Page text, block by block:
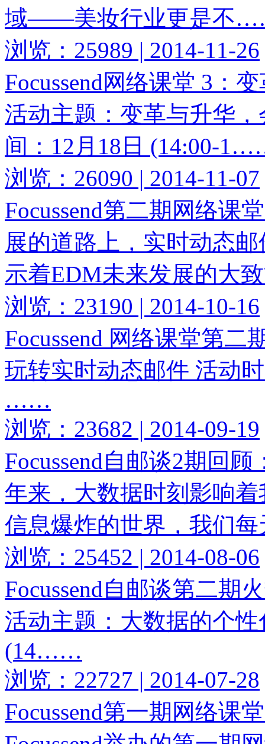
域——美妆行业更是不
浏览：25989 | 2014-11-26
Focussend网络课堂 3：
活动主题：变革与升华
间：12月18日 (14:00-
浏览：26090 | 2014-11-07
Focussend第二期网络课
展的道路上，实时动态
示着EDM未来发展的大
浏览：23190 | 2014-10-16
Focussend 网络课堂第二
玩转实时动态邮件 活动
……
浏览：23682 | 2014-09-19
Focussend自邮谈2期回
年来，大数据时刻影响
信息爆炸的世界，我们
浏览：25452 | 2014-08-06
Focussend自邮谈第二期
活动主题：大数据的个
(14……
浏览：22727 | 2014-07-28
Focussend第一期网络课